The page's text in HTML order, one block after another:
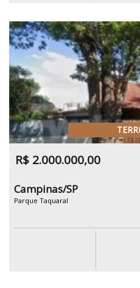
R$ 2.000.000,00
Campinas/SP
Parque Taquaral